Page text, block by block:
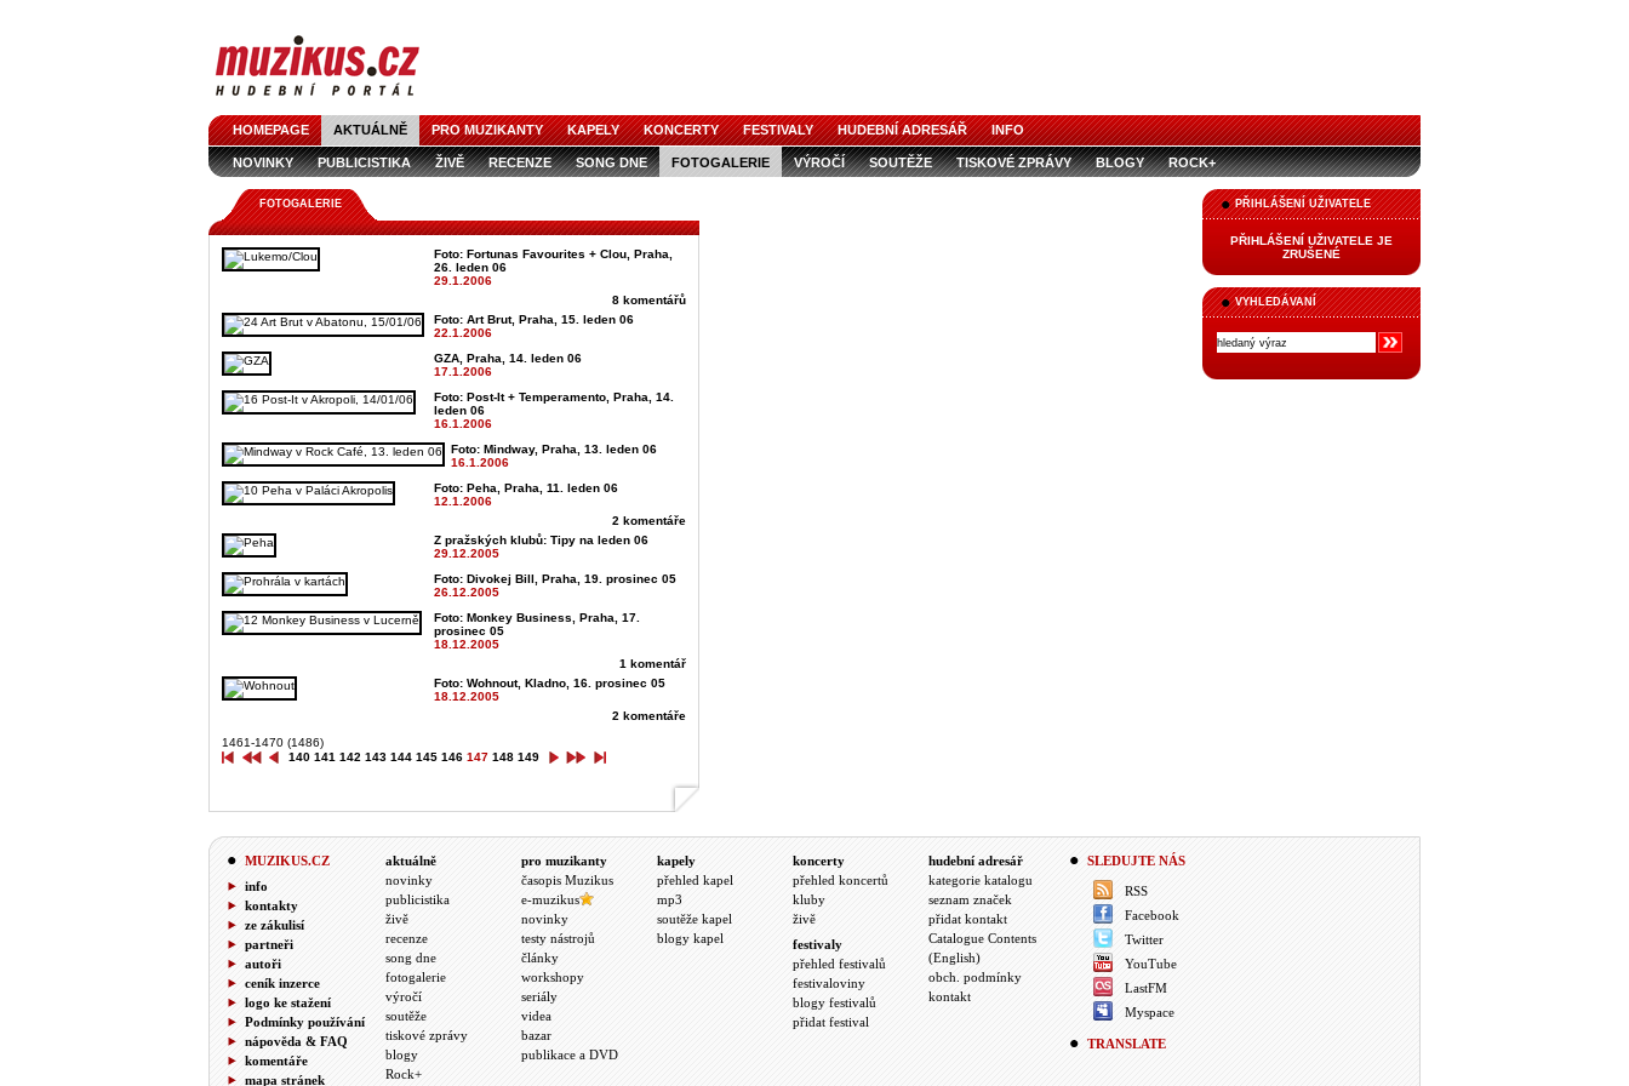
HOMEPAGE AKTUÁLNĚ PRO MUZIKANTY KAPELY KONCERTY FESTIVALY HUDEBNÍ ADRESÁŘ INFO
NOVINKY PUBLICISTIKA ŽIVĚ RECENZE SONG DNE FOTOGALERIE VÝROČÍ SOUTĚŽE TISKOVÉ ZPRÁVY BLOGY ROCK+
PŘIHLÁŠENÍ UŽIVATELE
PŘIHLÁŠENÍ UŽIVATELE JE
ZRUŠENÉ
VYHLEDÁVANÍ
FOTOGALERIE
Foto: Fortunas Favourites + Clou, Praha,
26. leden 06
29.1.2006
8 komentářů
Foto: Art Brut, Praha, 15. leden 06
22.1.2006
GZA, Praha, 14. leden 06
17.1.2006
Foto: Post-It + Temperamento, Praha, 14.
leden 06
16.1.2006
Foto: Mindway, Praha, 13. leden 06
16.1.2006
Foto: Peha, Praha, 11. leden 06
12.1.2006
2 komentáře
Z pražských klubů: Tipy na leden 06
29.12.2005
Foto: Divokej Bill, Praha, 19. prosinec 05
26.12.2005
Foto: Monkey Business, Praha, 17.
prosinec 05
18.12.2005
1 komentář
Foto: Wohnout, Kladno, 16. prosinec 05
18.12.2005
2 komentáře
1461-1470 (1486)
140 141 142 143 144 145 146 147 148 149
MUZIKUS.CZ
info
kontakty
ze zákulisí
partneři
autoři
ceník inzerce
logo ke stažení
Podmínky používání
nápověda & FAQ
komentáře
mapa stránek
aktuálně
novinky
publicistika
živě
recenze
song dne
fotogalerie
výročí
soutěže
tiskové zprávy
blogy
Rock+
pro muzikanty
časopis Muzikus
e-muzikus
novinky
testy nástrojů
články
workshopy
seriály
videa
bazar
publikace a DVD
kapely
přehled kapel
mp3
soutěže kapel
blogy kapel
koncerty
přehled koncertů
kluby
živě
festivaly
přehled festivalů
festivaloviny
blogy festivalů
přidat festival
hudební adresář
kategorie katalogu
seznam značek
přidat kontakt
Catalogue Contents
(English)
obch. podmínky
kontakt
SLEDUJTE NÁS
RSS
Facebook
Twitter
YouTube
LastFM
Myspace
TRANSLATE